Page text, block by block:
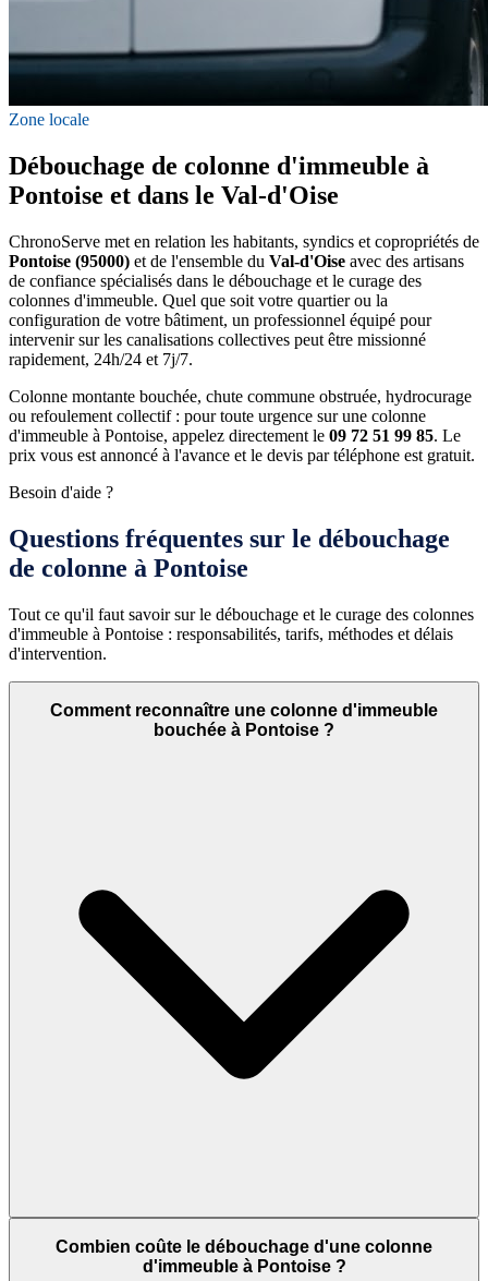
Zone locale
Débouchage de colonne d'immeuble à
Pontoise et dans le Val-d'Oise
ChronoServe met en relation les habitants, syndics et copropriétés de
Pontoise (95000) et de l'ensemble du Val-d'Oise avec des artisans
de confiance spécialisés dans le débouchage et le curage des
colonnes d'immeuble. Quel que soit votre quartier ou la
configuration de votre bâtiment, un professionnel équipé pour
intervenir sur les canalisations collectives peut être missionné
rapidement, 24h/24 et 7j/7.
Colonne montante bouchée, chute commune obstruée, hydrocurage
ou refoulement collectif : pour toute urgence sur une colonne
d'immeuble à Pontoise, appelez directement le 09 72 51 99 85. Le
prix vous est annoncé à l'avance et le devis par téléphone est gratuit.
Besoin d'aide ?
Questions fréquentes sur le débouchage
de colonne à Pontoise
Tout ce qu'il faut savoir sur le débouchage et le curage des colonnes
d'immeuble à Pontoise : responsabilités, tarifs, méthodes et délais
d'intervention.
Comment reconnaître une colonne d'immeuble
bouchée à Pontoise ?
Combien coûte le débouchage d'une colonne
d'immeuble à Pontoise ?